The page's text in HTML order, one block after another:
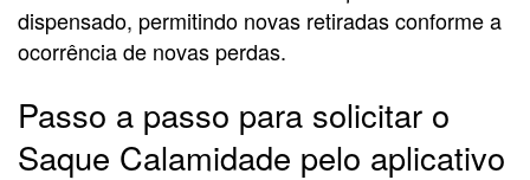
dispensado, permitindo novas retiradas conforme a
ocorrência de novas perdas.
Passo a passo para solicitar o
Saque Calamidade pelo aplicativo